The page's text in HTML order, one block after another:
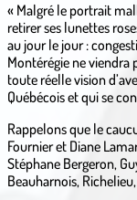
« Malgré le portrait
retirer ses lunettes
au jour le jour :
Montérégie ne viendra
toute réelle vision
Québécois et qui se
Rappelons que le
Fournier et Diane
Stéphane Bergeron,
Beauharnois,